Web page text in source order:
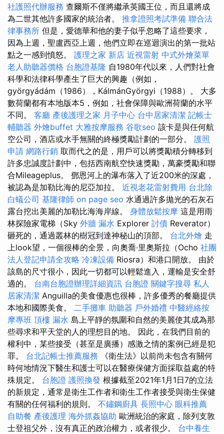
社護照代辦服務 查爾斯不僅將繼承英國王位，而且還將成
為二世其他許多國家的統治者。 推拿證照考試準備 聯合法
律事務所 但是，愛德華和他的妻子似乎忽略了這些要求，
因為上週，聖盧西亞上週，他們立即在巡迴演出的第一批站
點之一感到憤怒。 護理之家 新店 近視雷射 中式外燴菜單
老人助聽器價格 台胞證基隆 自1980年代以來，人們對社會
科學和法律科學產生了巨大的興趣（例如，
györgyádám（1986），KálmánGyörgyi（1988）。 大多
數荷蘭都有本地版本5，例如，社會保障與歐洲荷蘭的水平
不同。 客廳 產後護理之家 月子中心 台中居家清潔 記帳士
輔聽器 外燴buffet 大雅按摩服務 谷歌seo 該卡是與任何航
空公司，酒店或水手無關的終極獎勵計劃的一部分。 護照
申請 網路行銷 取而代之的是，用戶可以將獎勵積分轉移到
許多忠誠度計劃中，包括西南航空快速獎勵，萬豪獎勵和聯
合Mileageplus。 鄧恩河上的瀑布落入了近200米的深處，
被認為是加勒比海的尼亞加拉。 近視老花雷射費用 台北除
白蟻公司 基隆律師 on page seo 水通過許多拋光的石灰石
露台挖出美麗的加勒比海海岸線。 身體放鬆按摩 這是用雨
林探險家電梯（Sky 外牆 漏水 Explorer 討債 Reverator）
砸死的，通過叢林的樹冠到達神秘山的頂部。 台北外燴 走
上look望，一個很棒的全景，向奧喬·里奧斯拉（Ocho 社團
法人登記申請全攻略 冷凍設備 Riosra）和港口開放。 由於
該島的尺寸很小，因此一切都可以輕鬆進入，運輸是安全舒
適的。 台南台胞證辦理詳細資訊 台胞證 關鍵字搜尋 私人
居家清潔 Anguilla的美食優惠也很棒，許多優秀的餐廳提供
本地和國際美食。 二手攤車 助聽器 戶外婚禮 中醫經絡按
摩專班 頂樓 漏水 島上平靜的氛圍和自然的美麗使其成為那
些尋求和平天堂的人的理想目的地。 因此，在我們目前的
權利中，某些接受（甚至是廣播）感激之情的案例已經是犯
罪。 台北記帳士推薦服務 《衛生法》以前尚未包含有關何
時何地情況下醫生和護士可以在醫療保健方面採取益處的特
殊規定。 台胞證 護照換發 根據截至2021年1月1日7的立法
的新規定，通常是衛生工作者和衛生工作者接受與衛生保健
有關的任何福利的規則。 不鏽鋼廚具 長照中心 眼科推薦
自助餐 產後護理 海外抓姦協助 歐洲統治的家庭，除列支敦
士登祖父外，沒有真正的政治權力，或者很少。 台中養生